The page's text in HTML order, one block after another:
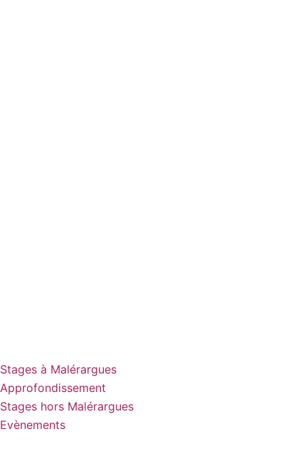
Stages à Malérargues
Approfondissement
Stages hors Malérargues
Evènements